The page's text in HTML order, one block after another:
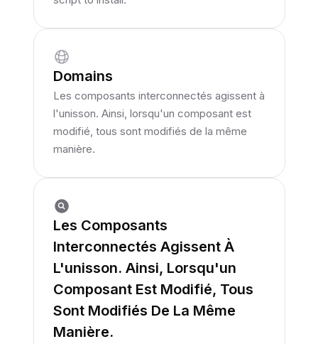
Domains
Les composants interconnectés agissent à
l'unisson. Ainsi, lorsqu'un composant est
modifié, tous sont modifiés de la même
manière.
Les Composants
Interconnectés Agissent À
L'unisson. Ainsi, Lorsqu'un
Composant Est Modifié, Tous
Sont Modifiés De La Même
Manière.